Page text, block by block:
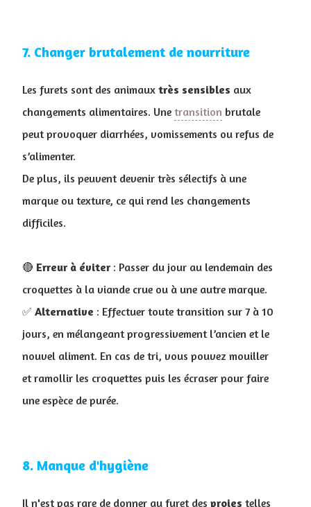
7. Changer brutalement de nourriture
Les furets sont des animaux très sensibles aux
changements alimentaires. Une transition brutale
peut provoquer diarrhées, vomissements ou refus de
s’alimenter.
De plus, ils peuvent devenir très sélectifs à une
marque ou texture, ce qui rend les changements
difficiles.
🔴 Erreur à éviter: Passer du jour au lendemain des
croquettes à la viande crue ou à une autre marque.
✅ Alternative : Effectuer toute transition sur 7 à 10
jours, en mélangeant progressivement l’ancien et le
nouvel aliment. En cas de tri, vous pouvez mouiller
et ramollir les croquettes puis les écraser pour faire
une espèce de purée.
8. Manque d'hygiène
Il n'est pas rare de donner au furet des proies telles